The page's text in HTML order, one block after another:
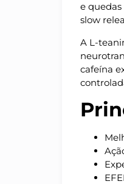
e
slow
A L-
cafeína